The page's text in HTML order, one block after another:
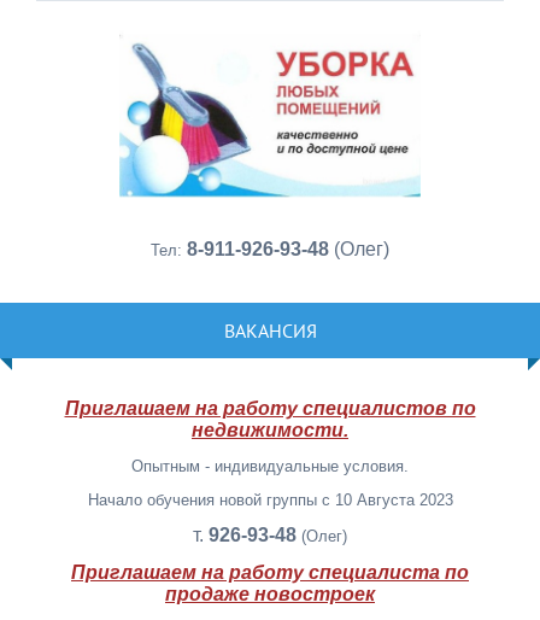
Тел: 8-911-926-93-48 (Олег)
ВАКАНСИЯ
Приглашаем на работу специалистов по
недвижимости.
Опытным - индивидуальные условия.
Начало обучения новой группы с 10 Августа 2023
т. 926-93-48 (Олег)
Приглашаем на работу специалиста по
продаже новостроек